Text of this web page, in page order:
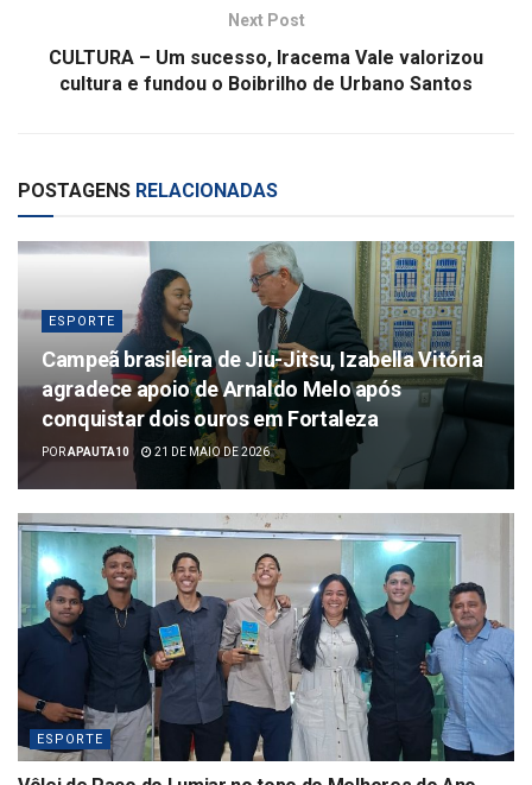
Next Post
CULTURA – Um sucesso, Iracema Vale valorizou
cultura e fundou o Boibrilho de Urbano Santos
POSTAGENS RELACIONADAS
ESPORTE
Campeã brasileira de Jiu-Jitsu, Izabella Vitória
agradece apoio de Arnaldo Melo após
conquistar dois ouros em Fortaleza
PORAPAUTA10 21 DE MAIO DE 2026
ESPORTE